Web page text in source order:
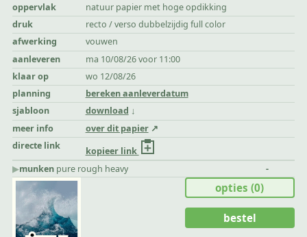
oppervlak
natuur papier met hoge opdikking
druk
recto / verso dubbelzijdig full color
afwerking
vouwen
aanleveren
ma 10/08/26 voor 11:00
klaar op
wo 12/08/26
planning
bereken aanleverdatum
sjabloon
download
meer info
over dit papier
directe link
kopieer link
▶︎munken pure rough heavy -
opties(0)
bestel